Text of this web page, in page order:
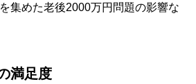
集めた老後2000万円問題の影響な
満足度